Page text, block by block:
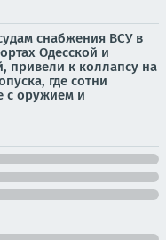
снабжения ВСУ в
Одесской и
привели к коллапсу на
где сотни
с оружием и